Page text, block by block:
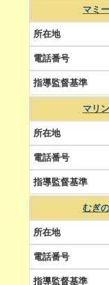
マミ
マリ
むぎ